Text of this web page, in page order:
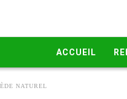
ACCUEIL
NATUREL